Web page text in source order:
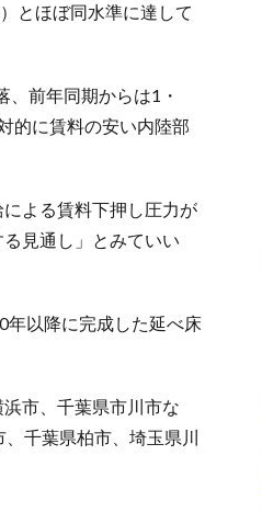
とほぼ同水準に達して
前年同期からは1・
的に賃料の安い内陸部
よる賃料下押し圧力が
見通し」とみていい
年以降に完成した延べ床
市、千葉県市川市な
千葉県柏市、埼玉県川